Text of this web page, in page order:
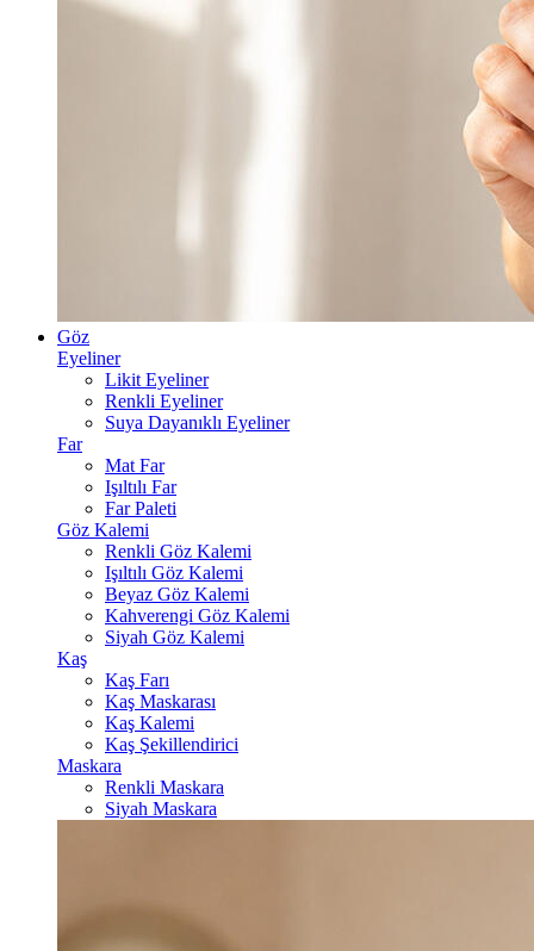
Göz
Eyeliner
Likit Eyeliner
Renkli Eyeliner
Suya Dayanıklı Eyeliner
Far
Mat Far
Işıltılı Far
Far Paleti
Göz Kalemi
Renkli Göz Kalemi
Işıltılı Göz Kalemi
Beyaz Göz Kalemi
Kahverengi Göz Kalemi
Siyah Göz Kalemi
Kaş
Kaş Farı
Kaş Maskarası
Kaş Kalemi
Kaş Şekillendirici
Maskara
Renkli Maskara
Siyah Maskara